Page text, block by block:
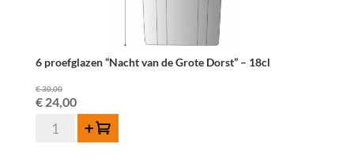
6 proefglazen “Nacht van de Grote Dorst” – 18cl
€30,00
Oorspronkelijke
prijs
€24,00Huidige
prijs
proefglazen
Toevoegen